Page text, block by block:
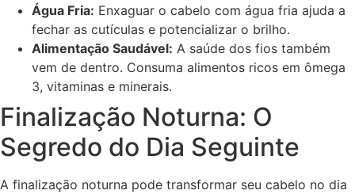
Água Fria: Enxaguar o cabelo com água fria ajuda a
fechar as cutículas e potencializar o brilho.
Alimentação Saudável: A saúde dos fios também
vem de dentro. Consuma alimentos ricos em ômega
3, vitaminas e minerais.
Finalização Noturna: O
Segredo do Dia Seguinte
A finalização noturna pode transformar seu cabelo no dia